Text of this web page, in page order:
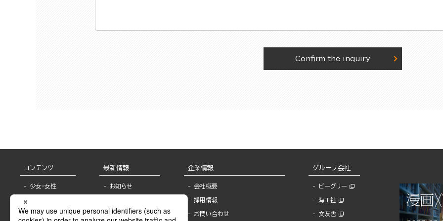
Confirm the inquiry
コンテンツ
少女・女性
BL
最新情報
お知らせ
報
企業情報
会社概要
採用情報
お問い合わせ
グループ会社
ビーグリー
海王社
文友舎